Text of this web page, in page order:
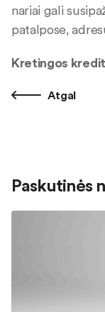
nariai gali
patalpose,
Kretingos
Atgal
Paskutinės